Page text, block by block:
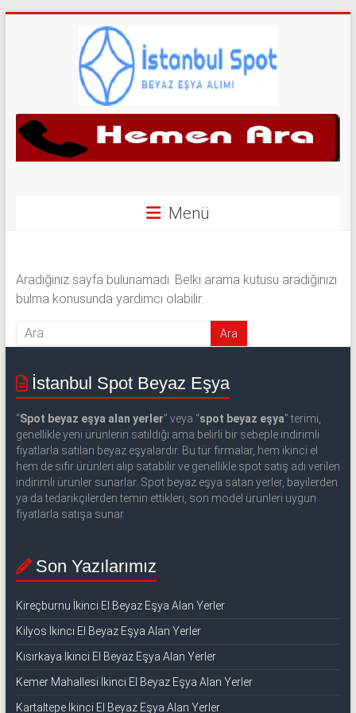
İkinci
El
Yerler
|
0
543
592
53
50
İkinci
el
olarak
buzdolabı,
çamaşır
makinesi,
bulaşık
makinesi,
derin
dondurucu,
Menü
Aradığınız sayfa bulunamadı. Belki arama kutusu aradığınızı
bulma konusunda yardımcı olabilir.
İstanbul Spot Beyaz Eşya
“Spot beyaz eşya alan yerler” veya “spot beyaz eşya” terimi,
genellikle yeni ürünlerin satıldığı ama belirli bir sebeple indirimli
fiyatlarla satılan beyaz eşyalardır. Bu tür firmalar, hem ikinci el
hem de sıfır ürünleri alıp satabilir ve genellikle spot satış adı verilen
indirimli ürünler sunarlar. Spot beyaz eşya satan yerler, bayilerden
ya da tedarikçilerden temin ettikleri, son model ürünleri uygun
fiyatlarla satışa sunar
Son Yazılarımız
Kireçburnu İkinci El Beyaz Eşya Alan Yerler
Kilyos İkinci El Beyaz Eşya Alan Yerler
Kısırkaya İkinci El Beyaz Eşya Alan Yerler
Kemer Mahallesi İkinci El Beyaz Eşya Alan Yerler
Kartaltepe İkinci El Beyaz Eşya Alan Yerler